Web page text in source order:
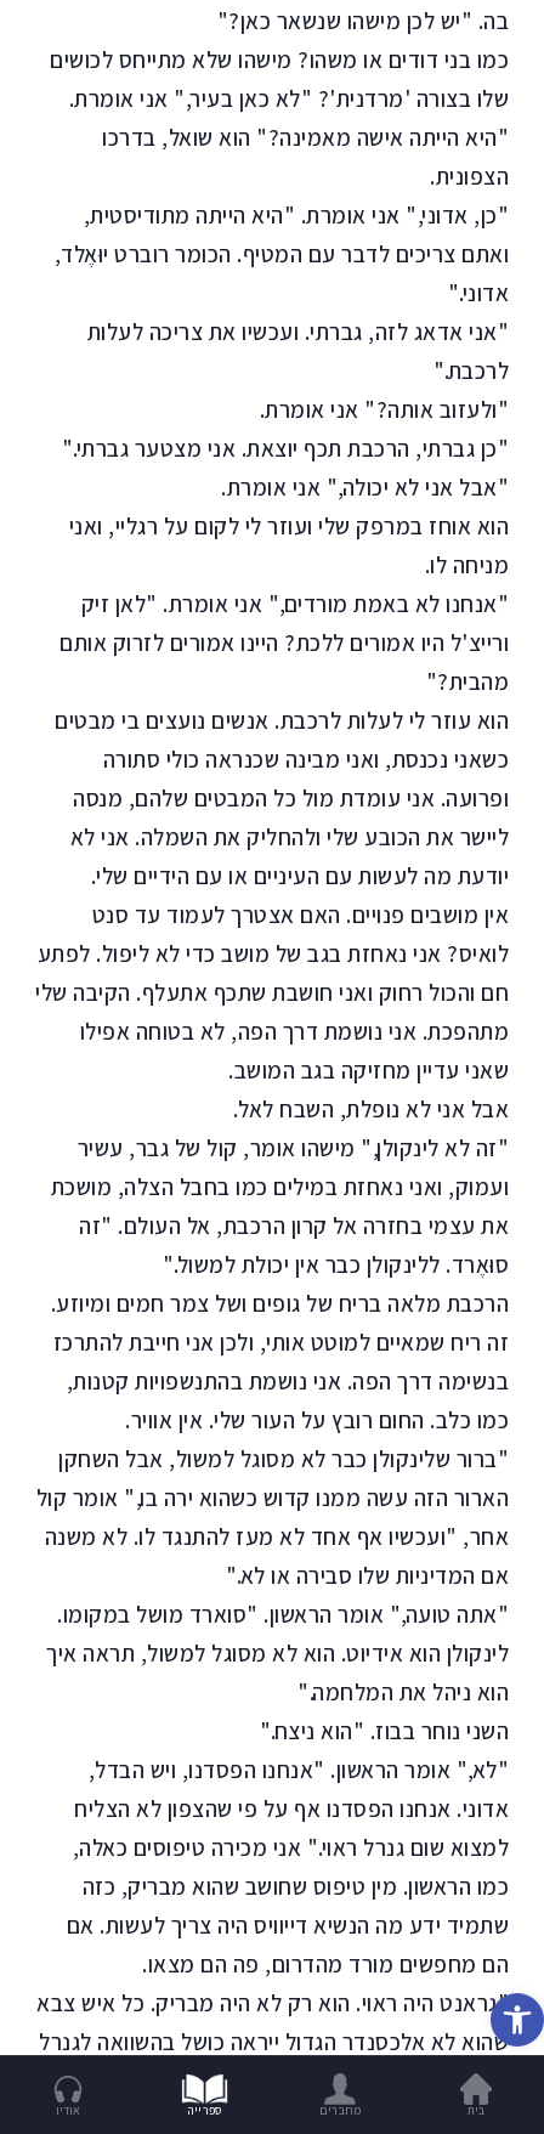
פתח סרגל נגישות
בה. "יש לכן מישהו שנשאר כאן?"
כמו בני דודים או משהו? מישהו שלא מתייחס לכושים
שלו בצורה 'מרדנית'? "לא כאן בעיר," אני אומרת.
"היא הייתה אישה מאמינה?" הוא שואל, בדרכו
הצפונית.
"כן, אדוני," אני אומרת. "היא הייתה מתודיסטית,
ואתם צריכים לדבר עם המטיף. הכומר רוברט יוּאֶלד,
אדוני."
"אני אדאג לזה, גברתי. ועכשיו את צריכה לעלות
לרכבת."
"ולעזוב אותה?" אני אומרת.
"כן גברתי, הרכבת תכף יוצאת. אני מצטער גברתי."
"אבל אני לא יכולה," אני אומרת.
הוא אוחז במרפק שלי ועוזר לי לקום על רגליי, ואני
מניחה לו.
"אנחנו לא באמת מורדים," אני אומרת. "לאן זיק
ורייצ'ל היו אמורים ללכת? היינו אמורים לזרוק אותם
מהבית?"
הוא עוזר לי לעלות לרכבת. אנשים נועצים בי מבטים
כשאני נכנסת, ואני מבינה שכנראה כולי סתורה
ופרועה. אני עומדת מול כל המבטים שלהם, מנסה
ליישר את הכובע שלי ולהחליק את השמלה. אני לא
יודעת מה לעשות עם העיניים או עם הידיים שלי.
אין מושבים פנויים. האם אצטרך לעמוד עד סנט
לואיס? אני נאחזת בגב של מושב כדי לא ליפול. לפתע
חם והכול רחוק ואני חושבת שתכף אתעלף. הקיבה שלי
מתהפכת. אני נושמת דרך הפה, לא בטוחה אפילו
שאני עדיין מחזיקה בגב המושב.
אבל אני לא נופלת, השבח לאל.
"זה לא לינקולן," מישהו אומר, קול של גבר, עשיר
ועמוק, ואני נאחזת במילים כמו בחבל הצלה, מושכת
את עצמי בחזרה אל קרון הרכבת, אל העולם. "זה
סוּאֶרד. ללינקולן כבר אין יכולת למשול."
הרכבת מלאה בריח של גופים ושל צמר חמים ומיוזע.
זה ריח שמאיים למוטט אותי, ולכן אני חייבת להתרכז
בנשימה דרך הפה. אני נושמת בהתנשפויות קטנות,
כמו כלב. החום רובץ על העור שלי. אין אוויר.
"ברור שלינקולן כבר לא מסוגל למשול, אבל השחקן
הארור הזה עשה ממנו קדוש כשהוא ירה בו," אומר קול
אחר, "ועכשיו אף אחד לא מעז להתנגד לו. לא משנה
אם המדיניות שלו סבירה או לא."
"אתה טועה," אומר הראשון. "סוארד מושל במקומו.
לינקולן הוא אידיוט. הוא לא מסוגל למשול, תראה איך
הוא ניהל את המלחמה."
השני נוחר בבוז. "הוא ניצח."
"לא," אומר הראשון. "אנחנו הפסדנו, ויש הבדל,
אדוני. אנחנו הפסדנו אף על פי שהצפון לא הצליח
למצוא שום גנרל ראוי." אני מכירה טיפוסים כאלה,
כמו הראשון. מין טיפוס שחושב שהוא מבריק, כזה
שתמיד ידע מה הנשיא דייוויס היה צריך לעשות. אם
הם מחפשים מורד מהדרום, פה הם מצאו.
"גראנט היה ראוי. הוא רק לא היה מבריק. כל איש צבא
שהוא לא אלכסנדר הגדול ייראה כושל בהשוואה לגנרל
לי."
"גראנט היה שתיין," אומר הראשון. "הפקודים שלו עשו
בית מחברים ספרייה אודיו